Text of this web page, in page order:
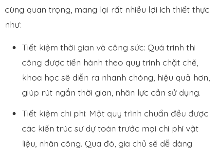
cùng quan trọng, mang lại rất nhiều lợi ích thiết thực
như:
Tiết kiệm thời gian và công sức: Quá trình thi
công được tiến hành theo quy trình chặt chẽ,
khoa học sẽ diễn ra nhanh chóng, hiệu quả hơn,
giúp rút ngắn thời gian, nhân lực cần sử dụng.
Tiết kiệm chi phí: Một quy trình chuẩn đều được
các kiến trúc sư dự toán trước mọi chi phí vật
liệu, nhân công. Qua đó, gia chủ sẽ dễ dàng